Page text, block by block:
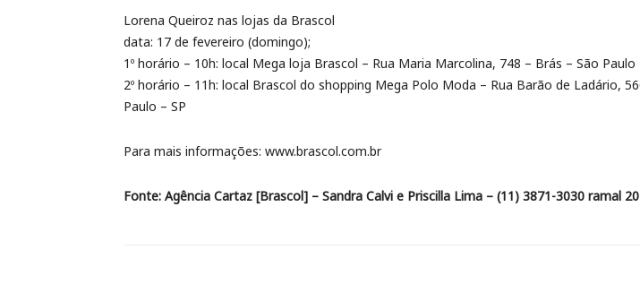
Lorena Queiroz nas lojas da Brascol
data: 17 de fevereiro (domingo);
1º horário – 10h: local Mega loja Brascol – Rua Maria Marcolina, 748 – Brás – São Paulo
2º horário – 11h: local Brascol do shopping Mega Polo Moda – Rua Barão de Ladário,
Paulo – SP
Para mais informações: www.brascol.com.br
Fonte: Agência Cartaz [Brascol] – Sandra Calvi e Priscilla Lima – (11) 3871-3030 ramal